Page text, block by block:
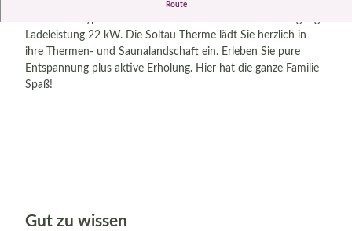
Route
Laden Sie Ihr Elektroauto an dieser Ladesäule. Hier stehen
Ladeleistung 22 kW. Die Soltau Therme lädt Sie herzlich in
ihre Thermen- und Saunalandschaft ein. Erleben Sie pure
Entspannung plus aktive Erholung. Hier hat die ganze Familie
Spaß!
Gut zu wissen